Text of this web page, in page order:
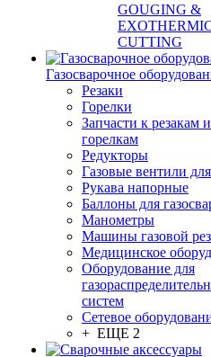
GOUGING &
CUTTING
Газосварочное
Резаки
Горелки
Запчасти к резакам и
горелкам
Редукторы
Газовые вентили
Рукава напорные
Баллоны для
Манометры
Машины газовой
Медицинское
Оборудование для
систем
Сетевое
+ ЕЩЕ 2